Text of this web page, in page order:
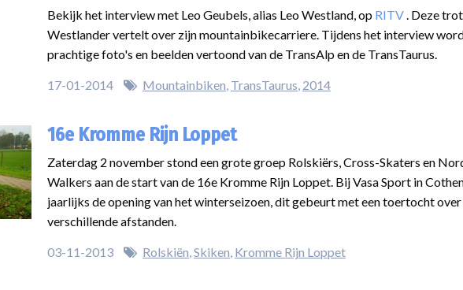
Bekijk het interview met Leo Geubels, alias Leo Westland, op RITV. Deze
Westlander vertelt over zijn mountainbikecarriere. Tijdens het interview
prachtige foto's en beelden vertoond van de TransAlp en de TransTaurus.
17-01-2014 Mountainbiken TransTaurus 2014
16e Kromme Rijn Loppet
Zaterdag 2 november stond een grote groep Rolskiërs, Cross-Skaters en
Walkers aan de start van de 16e Kromme Rijn Loppet. Bij Vasa Sport in
jaarlijks de opening van het winterseizoen, dit gebeurt met een toertocht over
verschillende afstanden.
03-11-2013 Rolskiën Skiken Kromme Rijn Loppet